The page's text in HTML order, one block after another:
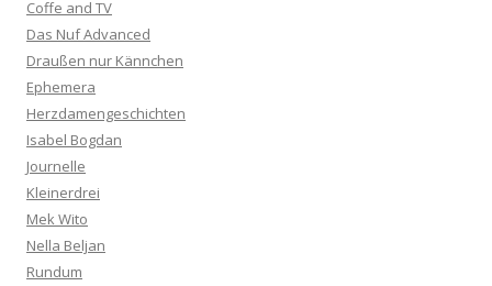
Coffe and TV
Das Nuf Advanced
Draußen nur Kännchen
Ephemera
Herzdamengeschichten
Isabel Bogdan
Journelle
Kleinerdrei
Mek Wito
Nella Beljan
Rundum